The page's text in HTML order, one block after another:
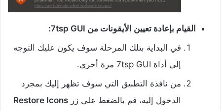
‌القيام بإعادة تعيين الأيقونات من 7tsp GUI:
‌في البداية بتلك المرحلة سوف يكون عليك التوجه
إلى أداة 7tsp GUI مرة أخرى.
‌من نافذة التطبيق التي سوف تظهر إليك بمجرد
الدخول إليه، قم بالضغط على زر Restore Icons